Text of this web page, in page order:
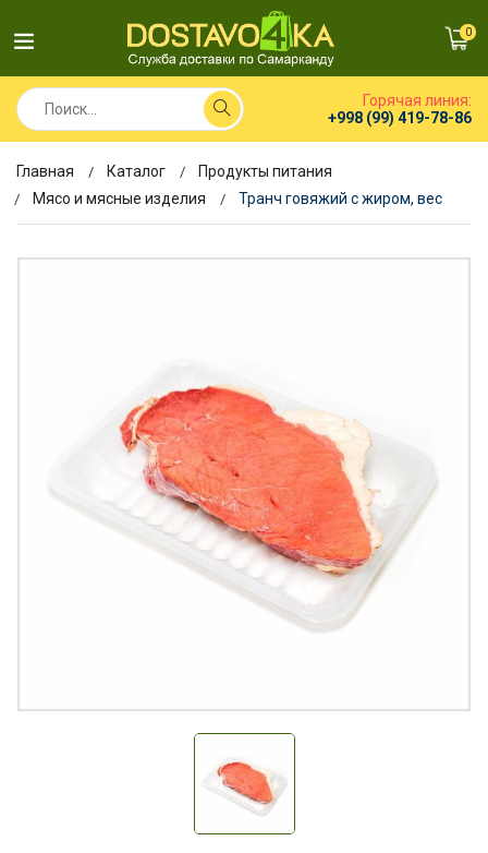
0
Горячая линия:
+998 (99) 419-78-86
Главная Каталог
Продукты питания
Мясо и мясные изделия
Транч говяжий с жиром, вес